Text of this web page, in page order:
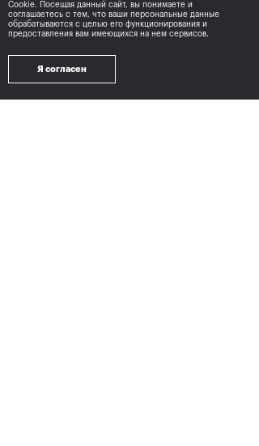
Cookie. Посещая данный сайт, вы понимаете и
соглашаетесь с тем, что ваши персональные данные
обрабатываются с целью его функционирования и
предоставления вам имеющихся на нем сервисов.
Я согласен